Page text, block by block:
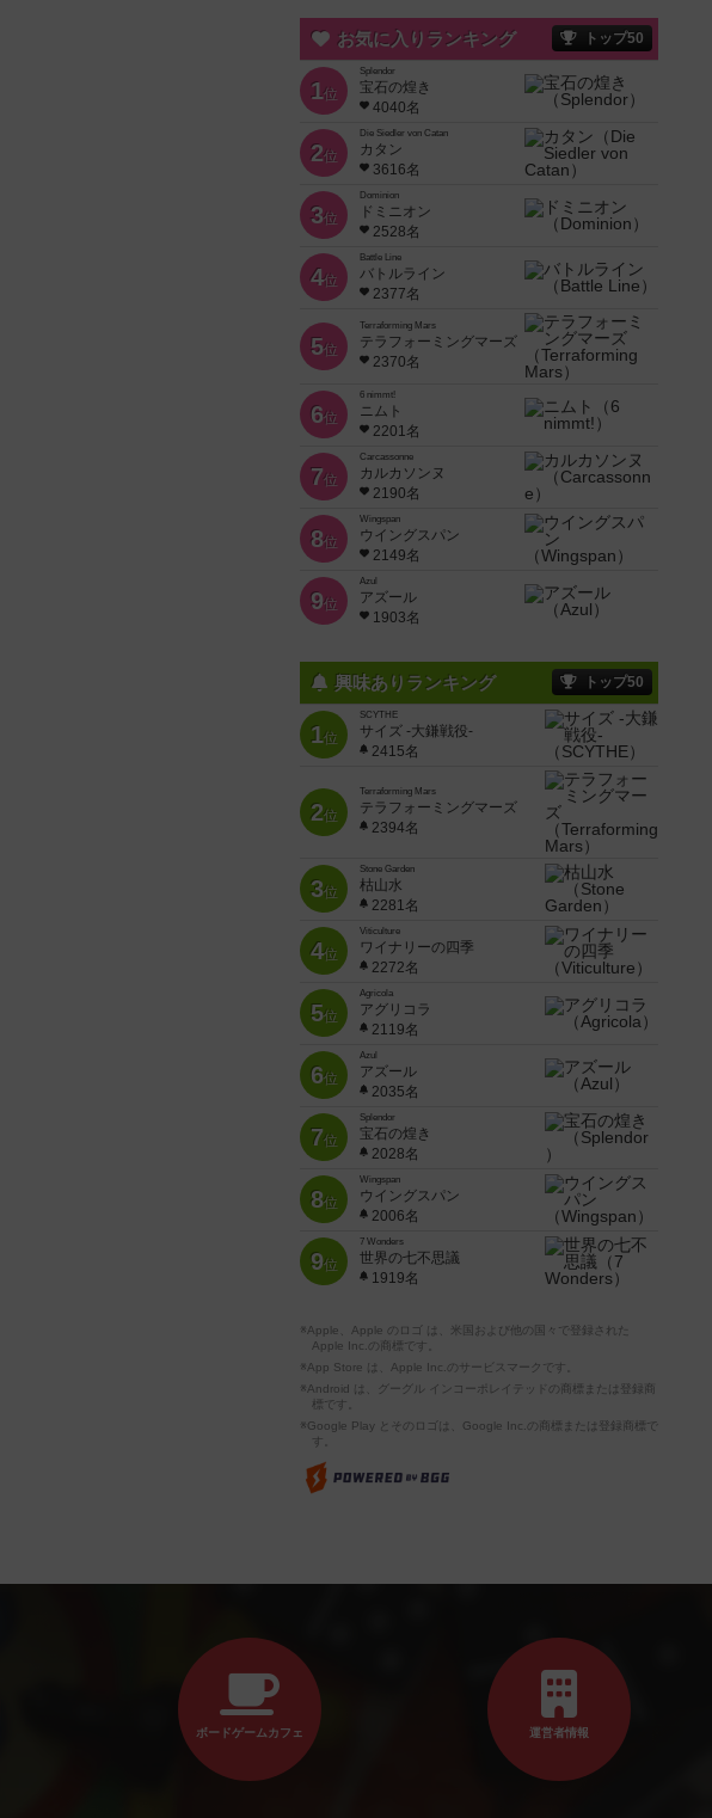
お気に入りランキング トップ50
1位
Splendor
宝石の煌き
4040名
2位
Die Siedler von Catan
カタン
3616名
3位
Dominion
ドミニオン
2528名
4位
Battle Line
バトルライン
2377名
5位
Terraforming Mars
テラフォーミングマーズ
2370名
6位
6 nimmt!
ニムト
2201名
7位
Carcassonne
カルカソンヌ
2190名
8位
Wingspan
ウイングスパン
2149名
9位
Azul
アズール
1903名
興味ありランキング トップ50
1位
SCYTHE
サイズ -大鎌戦役-
2415名
2位
Terraforming Mars
テラフォーミングマーズ
2394名
3位
Stone Garden
枯山水
2281名
4位
Viticulture
ワイナリーの四季
2272名
5位
Agricola
アグリコラ
2119名
6位
Azul
アズール
2035名
7位
Splendor
宝石の煌き
2028名
8位
Wingspan
ウイングスパン
2006名
9位
7 Wonders
世界の七不思議
1919名
※Apple、Apple のロゴ は、米国および他の国々で登録された
Apple Inc.の商標です。
※App Store は、Apple Inc.のサービスマークです。
※Android は、グーグル インコーポレイテッドの商標または登録商
標です。
※Google Play とそのロゴは、Google Inc.の商標または登録商標で
す。
ボードゲームカフェ 運営者情報